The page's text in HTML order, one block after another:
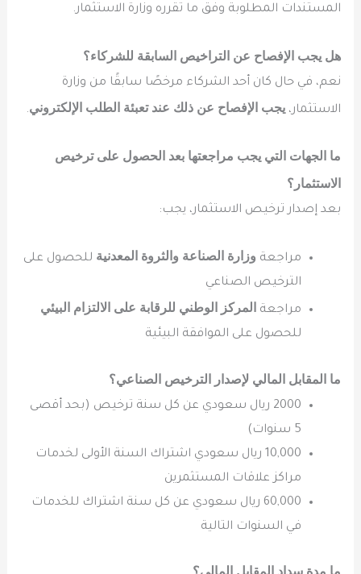
المستندات المطلوبة وفق ما تقرره وزارة الاستثمار.
هل يجب الإفصاح عن التراخيص السابقة للشركاء؟
نعم، في حال كان أحد الشركاء مرخصًا سابقًا من وزارة
الاستثمار،يجب الإفصاح عن ذلك عند تعبئة الطلب الإلكتروني.
ما الجهات التي يجب مراجعتها بعد الحصول على ترخيص
الاستثمار؟
بعد إصدار ترخيص الاستثمار، يجب:
مراجعة وزارة الصناعة والثروة المعدنية للحصول على
الترخيص الصناعي
مراجعة المركز الوطني للرقابة على الالتزام البيئي
للحصول على الموافقة البيئية
ما المقابل المالي لإصدار الترخيص الصناعي؟
2000 ريال سعودي عن كل سنة ترخيص (بحد أقصى
5 سنوات)
10,000 ريال سعودي اشتراك السنة الأولى لخدمات
مراكز علاقات المستثمرين
60,000 ريال سعودي عن كل سنة اشتراك للخدمات
في السنوات التالية
ما مدة سداد المقابل المالي؟